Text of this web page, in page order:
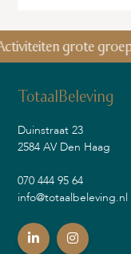
grote groepen
TotaalBeleving
Duinstraat 23
2584 AV Den Haag
070 444 95 64
info@totaalbeleving.nl